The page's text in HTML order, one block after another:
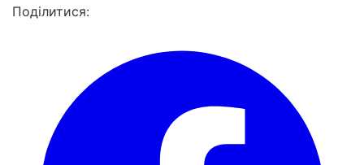
Поділитися: